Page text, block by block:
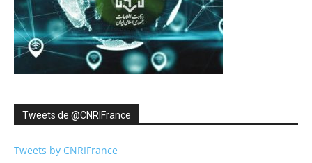
Tweets de ‎@CNRIFrance
Tweets by CNRIFrance